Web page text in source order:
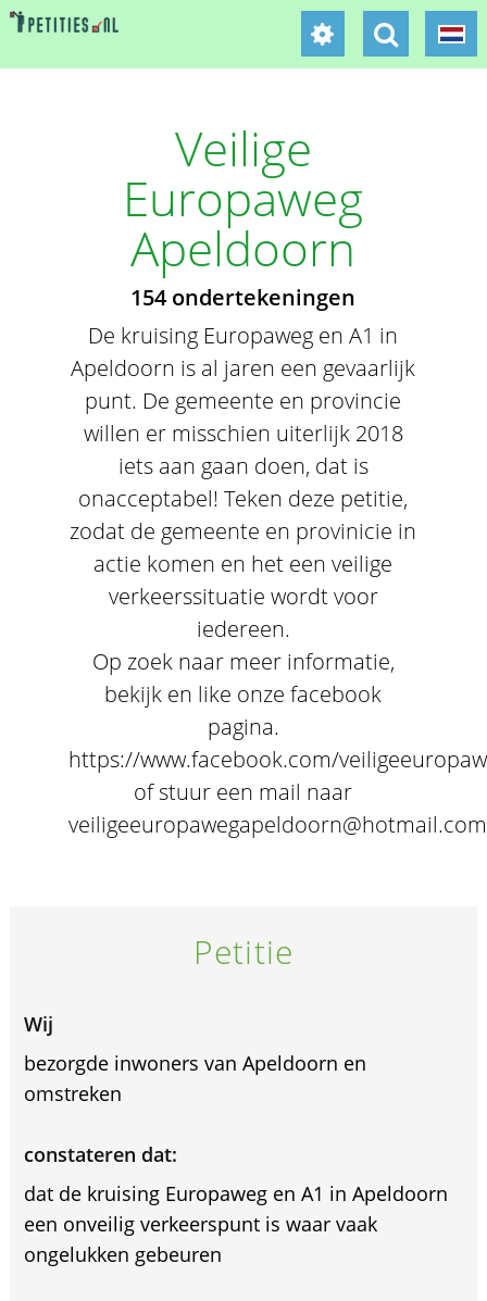
Veilige
Europaweg
Apeldoorn
154 ondertekeningen
De kruising Europaweg en A1 in
Apeldoorn is al jaren een gevaarlijk
punt. De gemeente en provincie
willen er misschien uiterlijk 2018
iets aan gaan doen, dat is
onacceptabel! Teken deze petitie,
zodat de gemeente en provinicie in
actie komen en het een veilige
verkeerssituatie wordt voor
iedereen.
Op zoek naar meer informatie,
bekijk en like onze facebook
pagina.
https://www.facebook.com/
of stuur een mail naar
veiligeeuropawegapeldoorn@hotmail.com
Petitie
Wij
bezorgde inwoners van Apeldoorn en
omstreken
constateren dat:
dat de kruising Europaweg en A1 in Apeldoorn
een onveilig verkeerspunt is waar vaak
ongelukken gebeuren